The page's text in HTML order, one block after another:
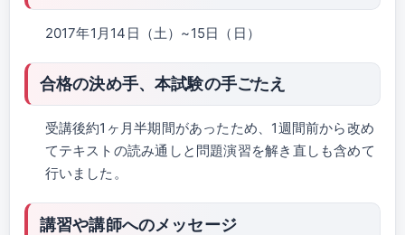
2017年1月14日（土）~15日（日）
合格の決め手、本試験の手ごたえ
受講後約1ヶ月半期間があったため、1週間前から改め
てテキストの読み通しと問題演習を解き直しも含めて
行いました。
講習や講師へのメッセージ